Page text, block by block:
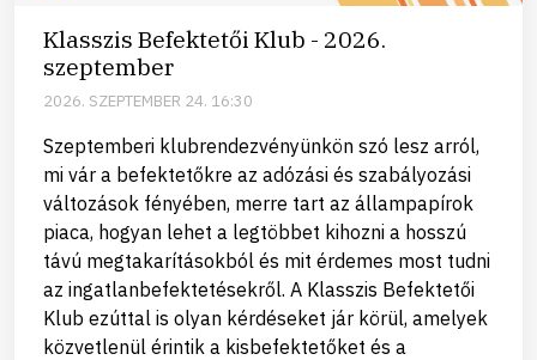
Klasszis Befektetői Klub - 2026.
szeptember
2026. SZEPTEMBER 24. 16:30
Szeptemberi klubrendezvényünkön szó lesz arról,
mi vár a befektetőkre az adózási és szabályozási
változások fényében, merre tart az állampapírok
piaca, hogyan lehet a legtöbbet kihozni a hosszú
távú megtakarításokból és mit érdemes most tudni
az ingatlanbefektetésekről. A Klasszis Befektetői
Klub ezúttal is olyan kérdéseket jár körül, amelyek
közvetlenül érintik a kisbefektetőket és a